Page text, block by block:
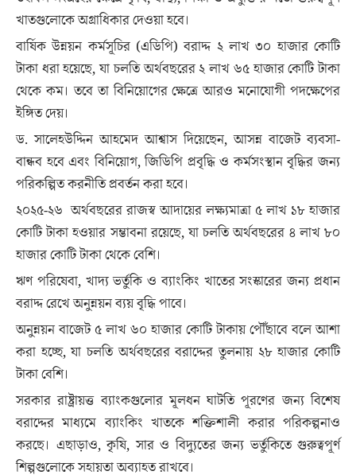
খাতগুলোকে অগ্রাধিকার দেওয়া হবে।
বার্ষিক উন্নয়ন কর্মসূচির (এডিপি) বরাদ্দ ২ লাখ ৩০ হাজার কোটি
টাকা ধরা হয়েছে, যা চলতি অর্থবছরের ২ লাখ ৬৫ হাজার কোটি টাকা
থেকে কম। তবে তা বিনিয়োগের ক্ষেত্রে আরও মনোযোগী পদক্ষেপের
ইঙ্গিত দেয়।
ড. সালেহউদ্দিন আহমেদ আশ্বাস দিয়েছেন, আসন্ন বাজেট ব্যবসা-
বান্ধব হবে এবং বিনিয়োগ, জিডিপি প্রবৃদ্ধি ও কর্মসংস্থান বৃদ্ধির জন্য
পরিকল্পিত করনীতি প্রবর্তন করা হবে।
২০২৫-২৬ অর্থবছরের রাজস্ব আদায়ের লক্ষ্যমাত্রা ৫ লাখ ১৮ হাজার
কোটি টাকা হওয়ার সম্ভাবনা রয়েছে, যা চলতি অর্থবছরের ৪ লাখ ৮০
হাজার কোটি টাকা থেকে বেশি।
ঋণ পরিষেবা, খাদ্য ভর্তুকি ও ব্যাংকিং খাতের সংস্কারের জন্য প্রধান
বরাদ্দ রেখে অনুন্নয়ন ব্যয় বৃদ্ধি পাবে।
অনুন্নয়ন বাজেট ৫ লাখ ৬০ হাজার কোটি টাকায় পৌঁছাবে বলে আশা
করা হচ্ছে, যা চলতি অর্থবছরের বরাদ্দের তুলনায় ২৮ হাজার কোটি
টাকা বেশি।
সরকার রাষ্ট্রায়ত্ত ব্যাংকগুলোর মূলধন ঘাটতি পূরণের জন্য বিশেষ
বরাদ্দের মাধ্যমে ব্যাংকিং খাতকে শক্তিশালী করার পরিকল্পনাও
করছে। এছাড়াও, কৃষি, সার ও বিদ্যুতের জন্য ভর্তুকিতে গুরুত্বপূর্ণ
শিল্পগুলোকে সহায়তা অব্যাহত রাখবে।